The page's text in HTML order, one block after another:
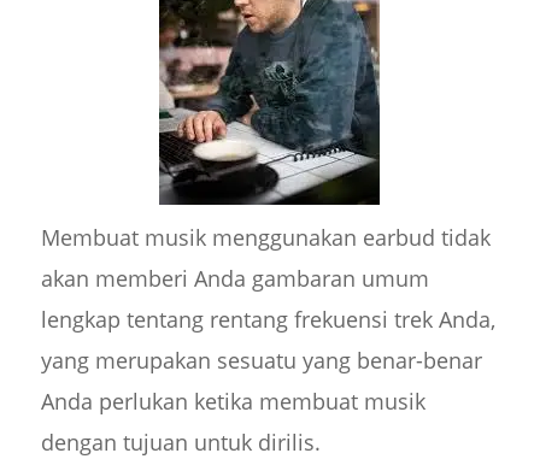
Membuat musik menggunakan earbud tidak
akan memberi Anda gambaran umum
lengkap tentang rentang frekuensi trek Anda,
yang merupakan sesuatu yang benar-benar
Anda perlukan ketika membuat musik
dengan tujuan untuk dirilis.